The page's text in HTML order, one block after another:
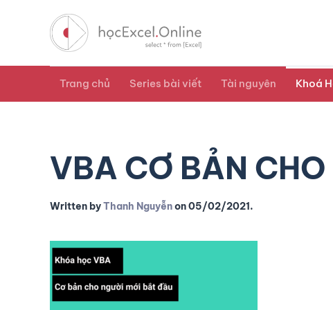
Trang chủ Series bài viết Tài nguyên Khoá
VBA CƠ BẢN
Written byThanh Nguyễnon05/02/2021.